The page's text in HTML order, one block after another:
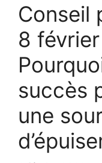
Conseil
8
succès
une